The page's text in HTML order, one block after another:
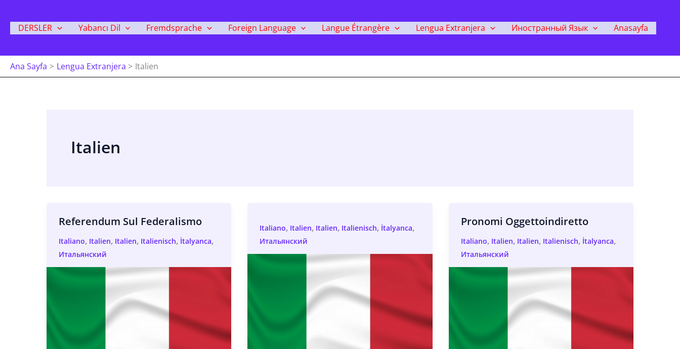
Atla
DERSLER Yabancı Dil Fremdsprache Foreign Language Langue Étrangère Lengua Extranjera Иностранный Язык Anasayfa
Ana Sayfa Lengua Extranjera Italien
Italien
Referendum Sul Federalismo
Italiano, Italien, Italien, Italienisch, İtalyanca,
Итальянский
Italiano, Italien, Italien, Italienisch, İtalyanca,
Итальянский
Pronomi Oggettoindiretto
Italiano, Italien, Italien, Italienisch, İtalyanca,
Итальянский